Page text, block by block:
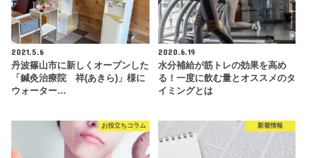
2021.5.6
丹波篠山市に新しくオープンした
「鍼灸治療院 祥(あきら)」様に
ウォーター…
2020.6.19
水分補給が筋トレの効果を高め
る！一度に飲む量とオススメのタ
イミングとは
お役立ちコラム 新着情報